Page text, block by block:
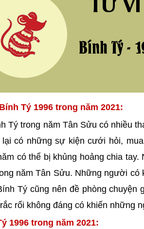
Tý 1996 trong năm 2021:
Tý trong năm Tân Sửu có nhiều
lại có những sự kiện cưới hỏi,
có thể bị khủng hoảng chia
năm Tân Sửu. Những người
Tý cũng nên đề phòng
rối không đáng có khiến những
1996 trong năm 2021: